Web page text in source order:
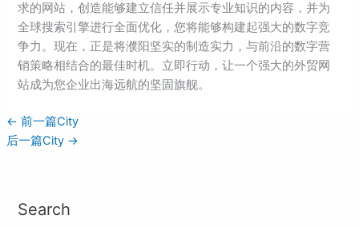
求的网站，创造能够建立信任并展示专业知识的内容，并为
全球搜索引擎进行全面优化，您将能够构建起强大的数字竞
争力。现在，正是将濮阳坚实的制造实力，与前沿的数字营
销策略相结合的最佳时机。立即行动，让一个强大的外贸网
站成为您企业出海远航的坚固旗舰。
← 前一篇City
后一篇City →
Search